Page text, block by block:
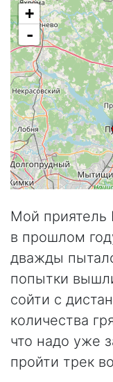
+
-
Мой приятель
в прошлом
дважды
попытки
сойти с
количества
что надо уже
пройти трек